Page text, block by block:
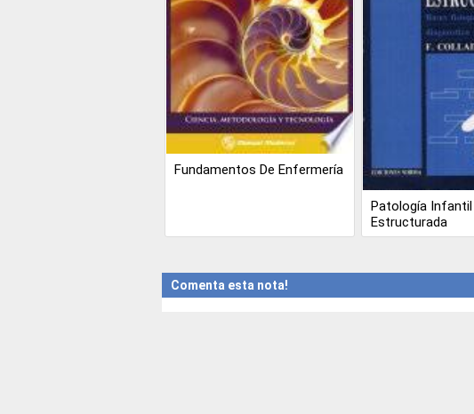
Fundamentos De Enfermería
Patología Infantil
Estructurada
Comenta esta nota!